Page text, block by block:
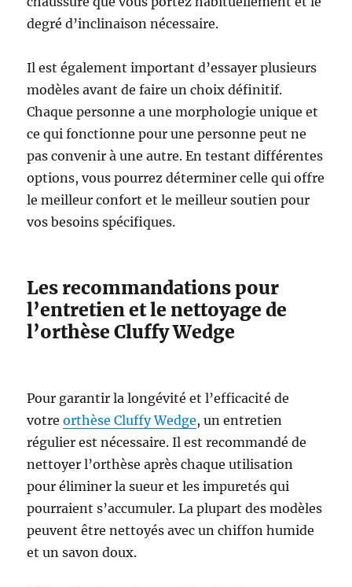
degré d’inclinaison nécessaire.
Il est également important d’essayer plusieurs
modèles avant de faire un choix définitif.
Chaque personne a une morphologie unique et
ce qui fonctionne pour une personne peut ne
pas convenir à une autre. En testant différentes
options, vous pourrez déterminer celle qui offre
le meilleur confort et le meilleur soutien pour
vos besoins spécifiques.
Les recommandations pour
l’entretien et le nettoyage de
l’orthèse Cluffy Wedge
Pour garantir la longévité et l’efficacité de
votreorthèse Cluffy Wedge, un entretien
régulier est nécessaire. Il est recommandé de
nettoyer l’orthèse après chaque utilisation
pour éliminer la sueur et les impuretés qui
pourraient s’accumuler. La plupart des modèles
peuvent être nettoyés avec un chiffon humide
et un savon doux.